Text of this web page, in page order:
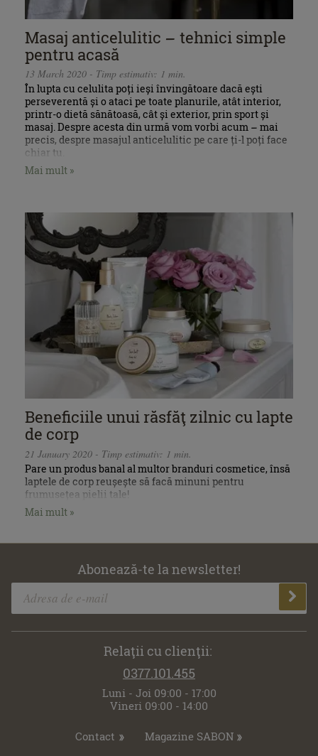
Masaj anticelulitic – tehnici simple
pentru acasă
13 March 2020 - Timp estimativ: 1 min.
În lupta cu celulita poți ieși învingătoare dacă ești
perseverentă și o ataci pe toate planurile, atât interior,
printr-o dietă sănătoasă, cât și exterior, prin sport și
masaj. Despre acesta din urmă vom vorbi acum – mai
precis, despre masajul anticelulitic pe care ți-l poți face
chiar tu.
Mai mult »
Beneficiile unui răsfăţ zilnic cu lapte
de corp
21 January 2020 - Timp estimativ: 1 min.
Pare un produs banal al multor branduri cosmetice, însă
laptele de corp reușește să facă minuni pentru
frumusețea pielii tale!
Mai mult »
Abonează-te la newsletter!
Relaţii cu clienţii:
0377.101.455
Luni - Joi 09:00 - 17:00
Vineri 09:00 - 14:00
Contact Magazine SABON